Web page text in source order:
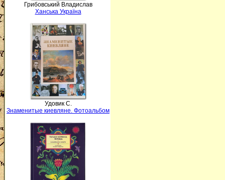
Грибовський Владислав
Ханська Україна
Удовик С.
Знаменитые киевляне. Фотоальбом